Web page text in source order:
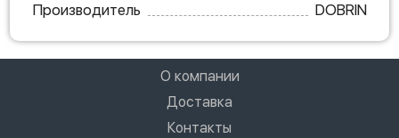
Производитель
DOBRIN
О компании
Доставка
Контакты